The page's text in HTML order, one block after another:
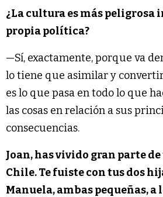
¿La cultura es más peligrosa
propia política?
—Sí, exactamente, porque va
lo tiene que asimilar y
es lo que pasa en todo lo que
las cosas en relación a sus
consecuencias.
Joan, has vivido gran parte
Chile. Te fuiste con tus dos
Manuela, ambas pequeñas, a